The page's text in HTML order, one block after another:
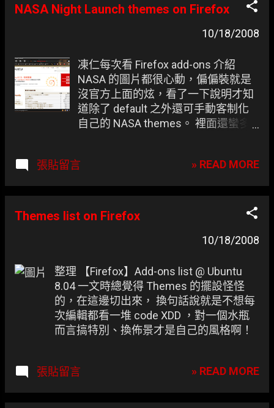
起混著用就對了， 偏偏在灌了不少 套
NASA Night Launch themes on Firefox
10/18/2008
凍仁每次看 Firefox add-ons 介紹
NASA 的圖片都很心動，偏偏裝就是
沒官方上面的炫，看了一下說明才知
道除了 default 之外還可手動客制化
自己的 NASA themes。 裡面還蠻多
張貼留言 » READ MORE
Themes list on Firefox
10/18/2008
整理 【Firefox】Add-ons list @ Ubuntu
8.04 一文時總覺得 Themes 的擺設怪怪
的，在這邊切出來， 換句話說就是不想每
次編輯都看一堆 code XDD ，對一個水瓶
而言搞特別、換佈景才是自己的風格啊！
張貼留言 » READ MORE